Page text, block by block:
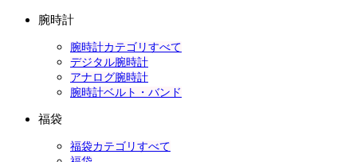
腕時計
腕時計カテゴリすべて
デジタル腕時計
アナログ腕時計
腕時計ベルト・バンド
福袋
福袋カテゴリすべて